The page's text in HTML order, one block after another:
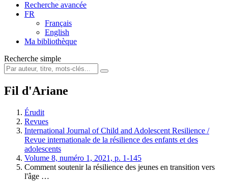
Recherche avancée
FR
Français
English
Ma bibliothèque
Recherche simple
Fil d'Ariane
Érudit
Revues
International Journal of Child and Adolescent Resilience /
Revue internationale de la résilience des enfants et des
adolescents
Volume 8, numéro 1, 2021, p. 1-145
Comment soutenir la résilience des jeunes en transition vers
l'âge …